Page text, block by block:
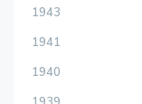
1943
1941
1940